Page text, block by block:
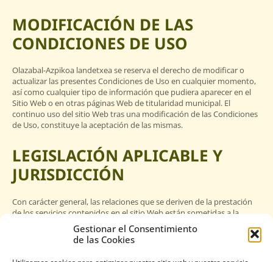
Gestionar el Consentimiento
de las Cookies
MODIFICACIÓN DE LAS
CONDICIONES DE USO
Olazabal-Azpikoa landetxea se reserva el derecho de modificar o
actualizar las presentes Condiciones de Uso en cualquier momento,
así como cualquier tipo de información que pudiera aparecer en el
Sitio Web o en otras páginas Web de titularidad municipal. El
continuo uso del sitio Web tras una modificación de las Condiciones
de Uso, constituye la aceptación de las mismas.
LEGISLACIÓN APLICABLE Y
JURISDICCIÓN
Con carácter general, las relaciones que se deriven de la prestación
de los servicios contenidos en el sitio Web están sometidas a la
legislación y la jurisdicción españolas y la resolución de cualquier
conflicto que pudiera derivarse del acceso al Portal o relacionado
con los contenidos del mismo, se someterá a los Juzgados y